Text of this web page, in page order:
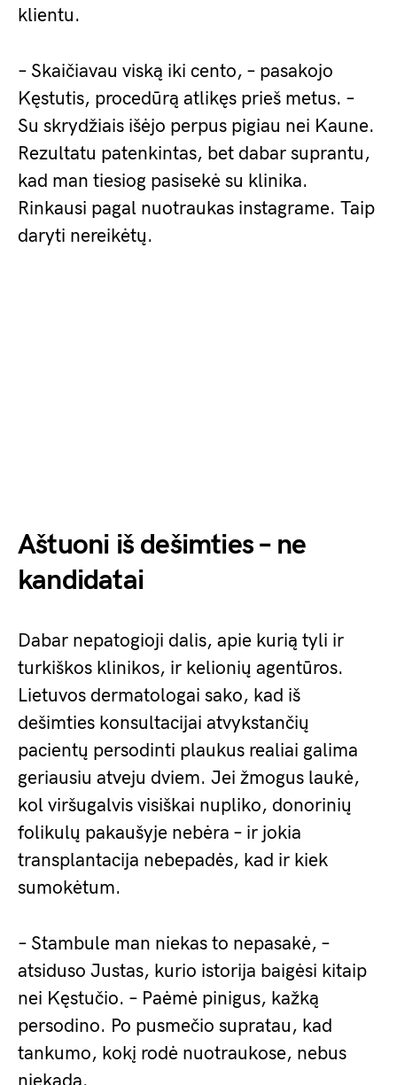
klientu.
– Skaičiavau viską iki cento, – pasakojo
Kęstutis, procedūrą atlikęs prieš metus. –
Su skrydžiais išėjo perpus pigiau nei Kaune.
Rezultatu patenkintas, bet dabar suprantu,
kad man tiesiog pasisekė su klinika.
Rinkausi pagal nuotraukas instagrame. Taip
daryti nereikėtų.
Aštuoni iš dešimties – ne
kandidatai
Dabar nepatogioji dalis, apie kurią tyli ir
turkiškos klinikos, ir kelionių agentūros.
Lietuvos dermatologai sako, kad iš
dešimties konsultacijai atvykstančių
pacientų persodinti plaukus realiai galima
geriausiu atveju dviem. Jei žmogus laukė,
kol viršugalvis visiškai nupliko, donorinių
folikulų pakaušyje nebėra – ir jokia
transplantacija nebepadės, kad ir kiek
sumokėtum.
– Stambule man niekas to nepasakė, –
atsiduso Justas, kurio istorija baigėsi kitaip
nei Kęstučio. – Paėmė pinigus, kažką
persodino. Po pusmečio supratau, kad
tankumo, kokį rodė nuotraukose, nebus